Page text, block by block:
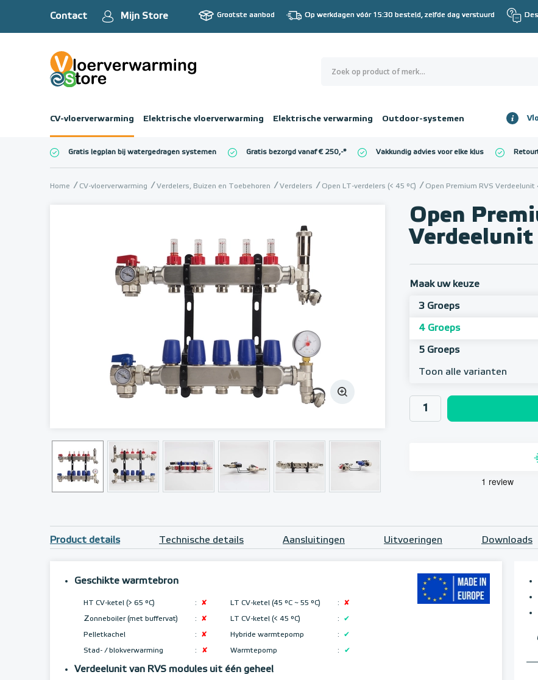
Contact Mijn Store Grootste aanbod Op werkdagen vóór 15:30 besteld, zelfde dag verstuurd
CV-vloerverwarming Elektrische vloerverwarming Elektrische verwarming Outdoor-systemen
€ 0,00
Gratis legplan bij watergedragen systemen Gratis bezorgd vanaf € 250,-* Vakkundig advies voor elke klus
Home CV-vloerverwarming Verdelers, Buizen en Toebehoren Verdelers Open LT-verdelers (< 45 °C) Open Premium RVS Verdeelunit
Open
Verdeelunit
Maak uw keuze
3 Groeps
4 Groeps
5 Groeps
Toon alle varianten
Product details Technische details Aansluitingen Uitvoeringen Downloads
Geschikte warmtebron
HT CV-ketel (> 65 °C) : ✘ LT CV-ketel (45 °C ~ 55 °C) : ✘
Zonneboiler (met buffervat) : ✘ LT CV-ketel (< 45 °C) : ✔
Pelletkachel : ✘ Hybride warmtepomp : ✔
Stad- / blokverwarming : ✘ Warmtepomp : ✔
Verdeelunit van RVS modules uit één geheel